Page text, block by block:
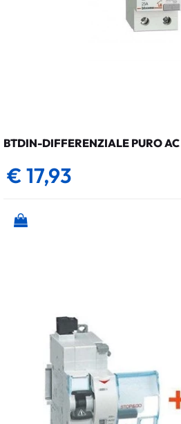
BTDIN-DIFFERENZIALE PURO
€ 17,93
Quantità